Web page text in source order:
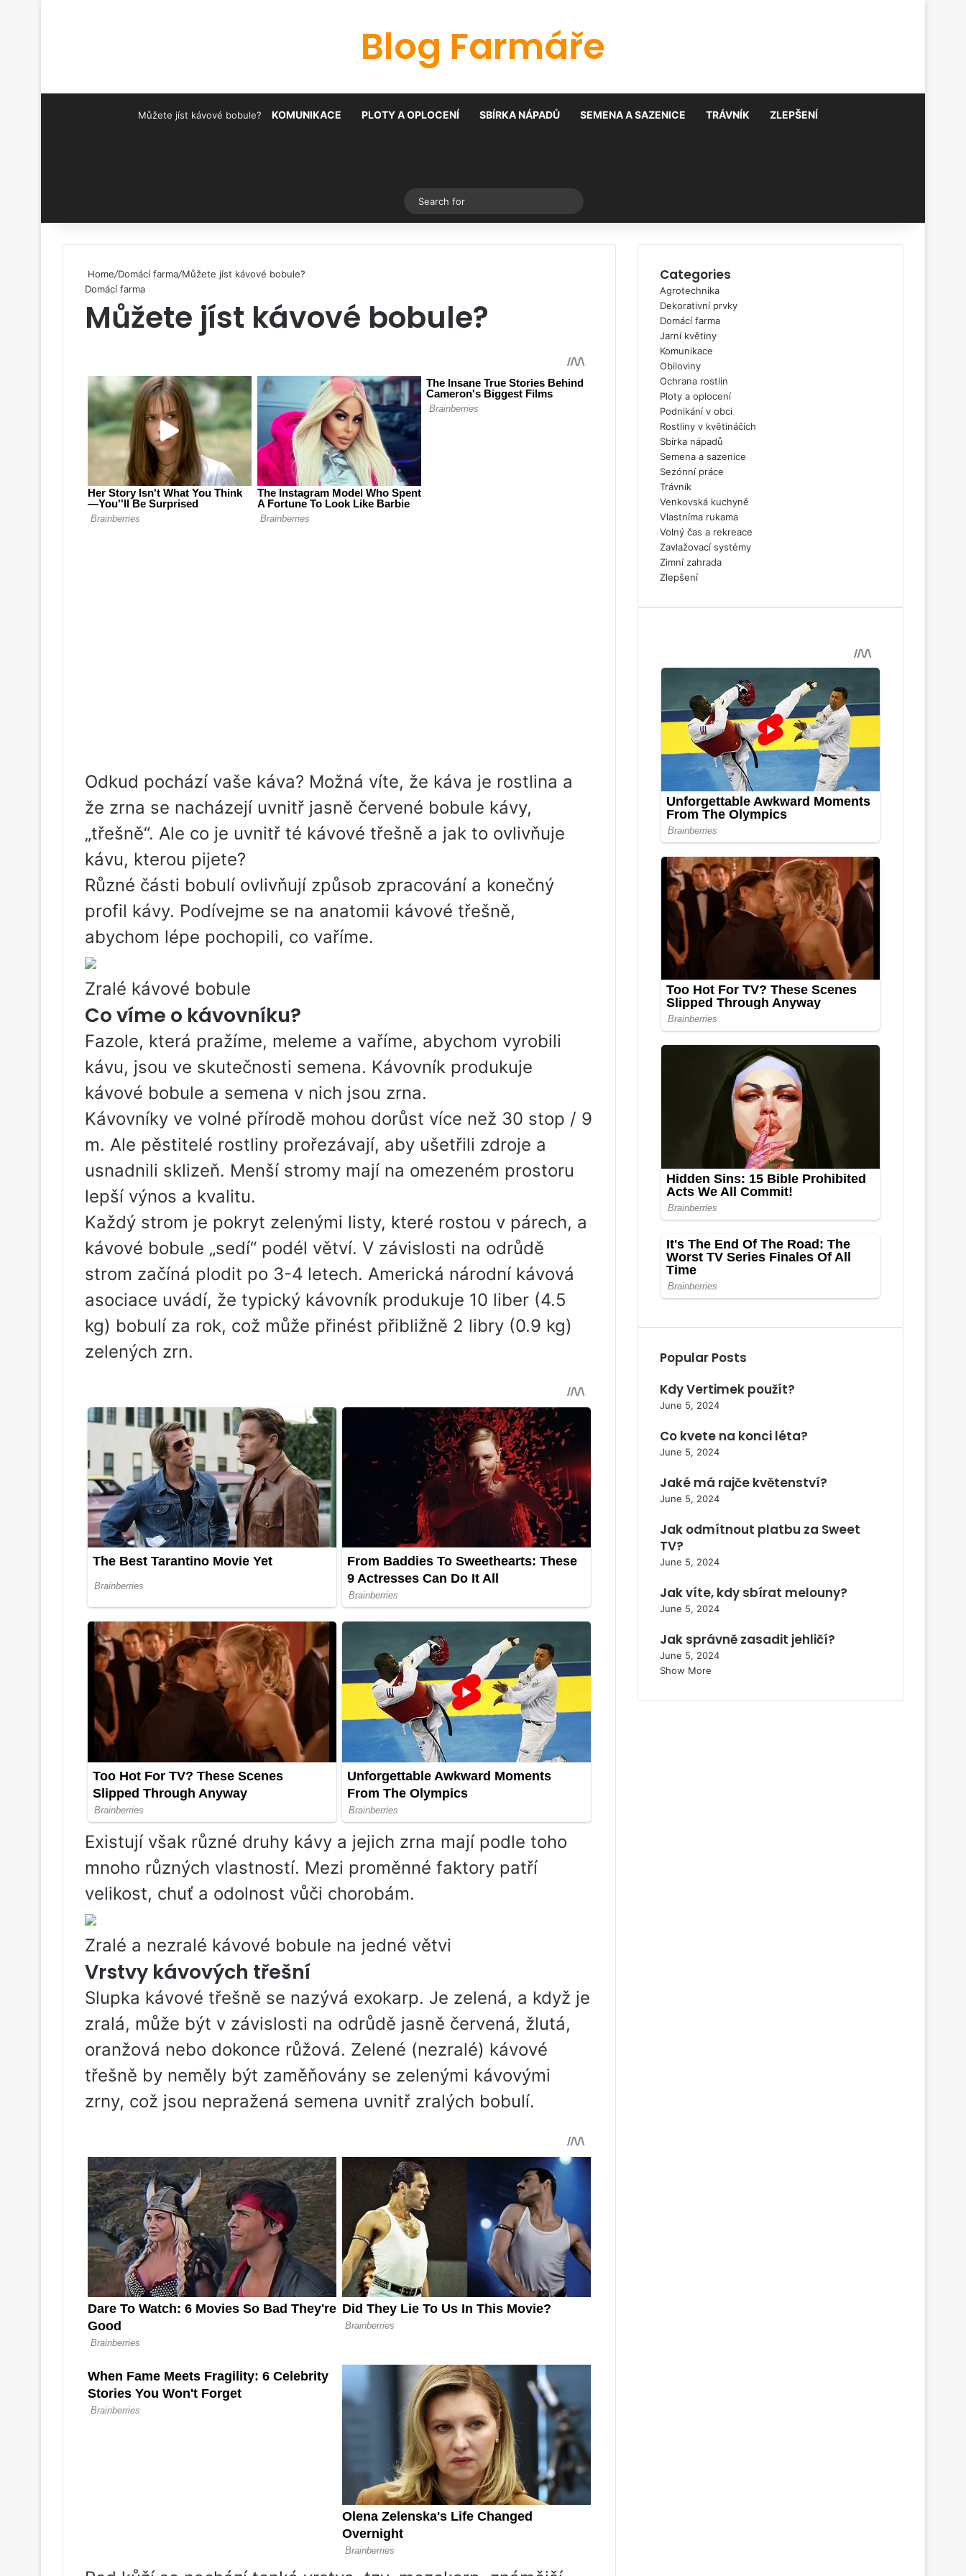
Blog Farmáře
Můžete jíst kávové bobule? KOMUNIKACE PLOTY A OPLOCENÍ SBÍRKA NÁPADŮ SEMENA A SAZENICE TRÁVNÍK ZLEPŠENÍ
Switch skin
for
Home/Domácí farma/Můžete jíst kávové bobule?
Domácí farma
Můžete jíst kávové bobule?
Odkud pochází vaše káva? Možná víte, že káva je rostlina a
že zrna se nacházejí uvnitř jasně červené bobule kávy,
„třešně“. Ale co je uvnitř té kávové třešně a jak to ovlivňuje
kávu, kterou pijete?
Různé části bobulí ovlivňují způsob zpracování a konečný
profil kávy. Podívejme se na anatomii kávové třešně,
abychom lépe pochopili, co vaříme.
Zralé kávové bobule
Co víme o kávovníku?
Fazole, která pražíme, meleme a vaříme, abychom vyrobili
kávu, jsou ve skutečnosti semena. Kávovník produkuje
kávové bobule a semena v nich jsou zrna.
Kávovníky ve volné přírodě mohou dorůst více než 30 stop / 9
m. Ale pěstitelé rostliny prořezávají, aby ušetřili zdroje a
usnadnili sklizeň. Menší stromy mají na omezeném prostoru
lepší výnos a kvalitu.
Každý strom je pokryt zelenými listy, které rostou v párech, a
kávové bobule „sedí“ podél větví. V závislosti na odrůdě
strom začíná plodit po 3-4 letech. Americká národní kávová
asociace uvádí, že typický kávovník produkuje 10 liber (4.5
kg) bobulí za rok, což může přinést přibližně 2 libry (0.9 kg)
zelených zrn.
Existují však různé druhy kávy a jejich zrna mají podle toho
mnoho různých vlastností. Mezi proměnné faktory patří
velikost, chuť a odolnost vůči chorobám.
Zralé a nezralé kávové bobule na jedné větvi
Vrstvy kávových třešní
Slupka kávové třešně se nazývá exokarp. Je zelená, a když je
zralá, může být v závislosti na odrůdě jasně červená, žlutá,
oranžová nebo dokonce růžová. Zelené (nezralé) kávové
třešně by neměly být zaměňovány se zelenými kávovými
zrny, což jsou nepražená semena uvnitř zralých bobulí.
Categories
Agrotechnika
Dekorativní prvky
Domácí farma
Jarní květiny
Komunikace
Obiloviny
Ochrana rostlin
Ploty a oplocení
Podnikání v obci
Rostliny v květináčích
Sbírka nápadů
Semena a sazenice
Sezónní práce
Trávník
Venkovská kuchyně
Vlastníma rukama
Volný čas a rekreace
Zavlažovací systémy
Zimní zahrada
Zlepšení
Popular Posts
Kdy Vertimek použít?
June 5, 2024
Co kvete na konci léta?
June 5, 2024
Jaké má rajče květenství?
June 5, 2024
Jak odmítnout platbu za Sweet
TV?
June 5, 2024
Jak víte, kdy sbírat melouny?
June 5, 2024
Jak správně zasadit jehličí?
June 5, 2024
Show More